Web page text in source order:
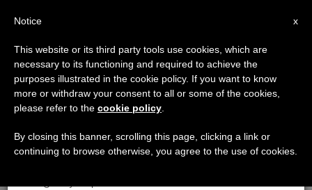
×
Aviso importante
Del 27 de julio al 7 de agosto haremos la pausa
anual, aprovechando que en el periodo de verano
se generan menos informaciones y también el
x
Notice
This website or its third party tools use cookies, which are
necessary to its functioning and required to achieve the
purposes illustrated in the cookie policy. If you want to know
more or withdraw your consent to all or some of the cookies,
please refer to the cookie policy
By closing this banner, scrolling this page, clicking a link or
continuing to browse otherwise, you agree to the use of cookies.